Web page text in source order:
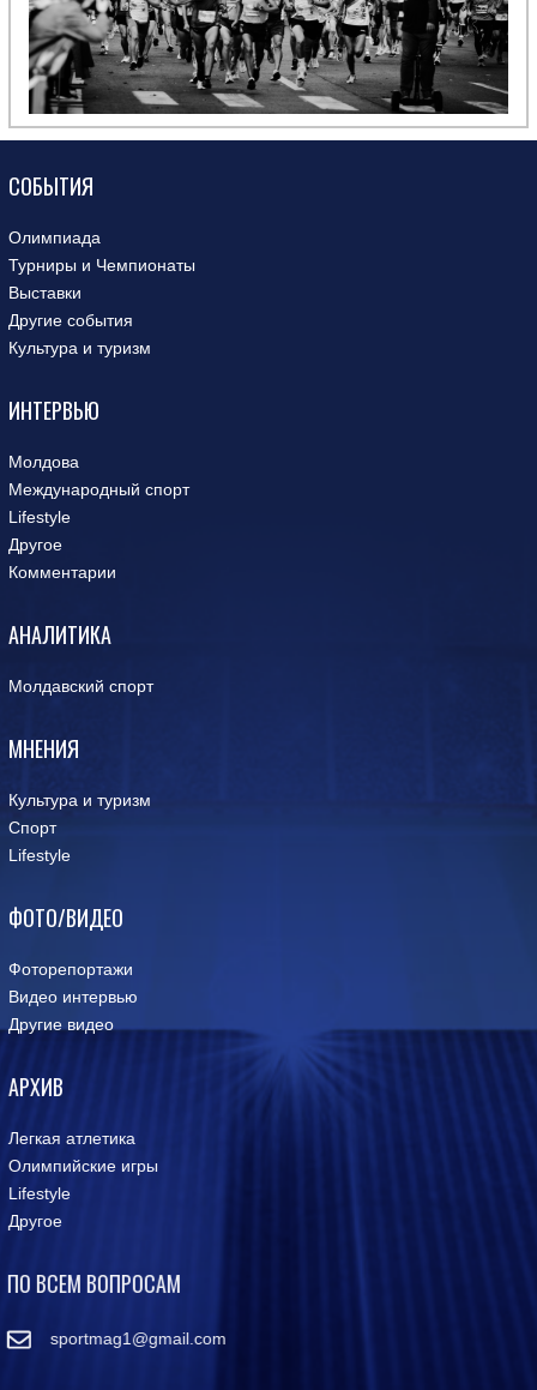
СОБЫТИЯ
Олимпиада
Турниры и Чемпионаты
Выставки
Другие события
Культура и туризм
ИНТЕРВЬЮ
Молдова
Международный спорт
Lifestyle
Другое
Комментарии
АНАЛИТИКА
Молдавский спорт
МНЕНИЯ
Культура и туризм
Спорт
Lifestyle
ФОТО/ВИДЕО
Фоторепортажи
Видео интервью
Другие видео
АРХИВ
Легкая атлетика
Олимпийские игры
Lifestyle
Другое
ПО ВСЕМ ВОПРОСАМ
sportmag1@gmail.com